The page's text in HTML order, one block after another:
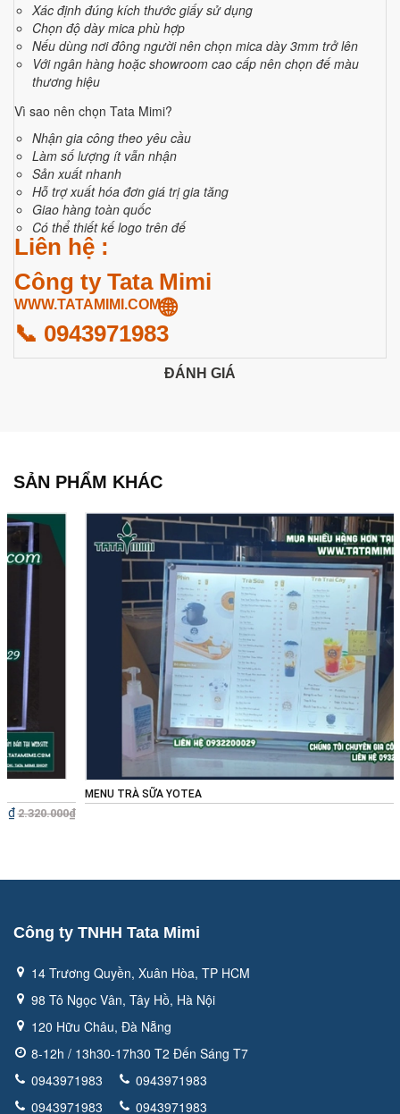
Xác định đúng kích thước giấy sử dụng
Chọn độ dày mica phù hợp
Nếu dùng nơi đông người nên chọn mica dày 3mm trở lên
Với ngân hàng hoặc showroom cao cấp nên chọn đế màu
thương hiệu
Vì sao nên chọn Tata Mimi?
Nhận gia công theo yêu cầu
Làm số lượng ít vẫn nhận
Sản xuất nhanh
Hỗ trợ xuất hóa đơn giá trị gia tăng
Giao hàng toàn quốc
Có thể thiết kế logo trên đế
Liên hệ :
Công ty Tata Mimi
🌐
WWW.TATAMIMI.COM
📞 0943971983
ĐÁNH GIÁ
SẢN PHẨM KHÁC
MENU TRÀ SỮA YOTEA
Công ty TNHH Tata Mimi
14 Trương Quyền, Xuân Hòa, TP HCM
98 Tô Ngọc Vân, Tây Hồ, Hà Nội
120 Hữu Châu, Đà Nẵng
8-12h / 13h30-17h30 T2 Đến Sáng T7
0943971983
0943971983
0943971983
0943971983